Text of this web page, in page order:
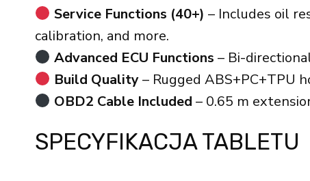
Service Functions (40+) – Includes oil
calibration, and more.
Advanced ECU Functions – Bi-
Build Quality– Rugged ABS+PC+TPU
OBD2 Cable Included – 0.65 m
SPECYFIKACJA TABLETU